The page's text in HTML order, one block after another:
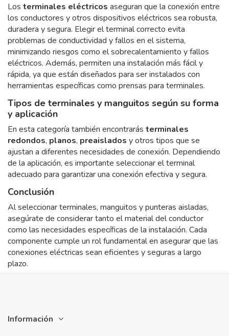
Los terminales eléctricos aseguran que la conexión entre
los conductores y otros dispositivos eléctricos sea robusta,
duradera y segura. Elegir el terminal correcto evita
problemas de conductividad y fallos en el sistema,
minimizando riesgos como el sobrecalentamiento y fallos
eléctricos. Además, permiten una instalación más fácil y
rápida, ya que están diseñados para ser instalados con
herramientas específicas como prensas para terminales.
Tipos de terminales y manguitos según su forma
y aplicación
En esta categoría también encontrarás terminales
redondos, planos, preaislados y otros tipos que se
ajustan a diferentes necesidades de conexión. Dependiendo
de la aplicación, es importante seleccionar el terminal
adecuado para garantizar una conexión efectiva y segura.
Conclusión
Al seleccionar terminales, manguitos y punteras aisladas,
asegúrate de considerar tanto el material del conductor
como las necesidades específicas de la instalación. Cada
componente cumple un rol fundamental en asegurar que las
conexiones eléctricas sean eficientes y seguras a largo
plazo.
Información